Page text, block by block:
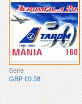
Serie
GBP £0.58